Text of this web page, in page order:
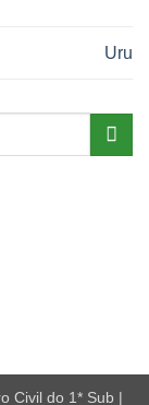
Uru
Civil do 1* Sub |